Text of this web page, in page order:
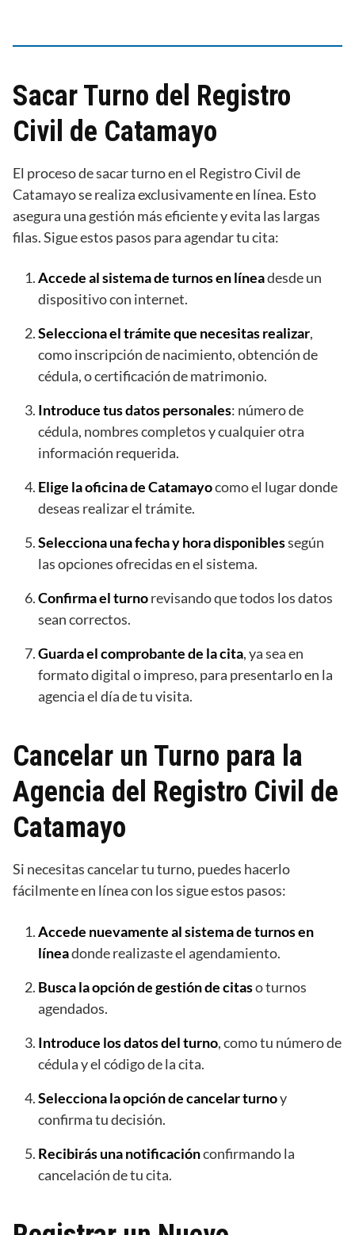
Sacar Turno del Registro
Civil de Catamayo
El proceso de sacar turno en el Registro Civil de
Catamayo se realiza exclusivamente en línea. Esto
asegura una gestión más eficiente y evita las largas
filas. Sigue estos pasos para agendar tu cita:
Accede al sistema de turnos en líneadesde un
dispositivo con internet.
Selecciona el trámite que necesitas realizar,
como inscripción de nacimiento, obtención de
cédula, o certificación de matrimonio.
Introduce tus datos personales: número de
cédula, nombres completos y cualquier otra
información requerida.
Elige la oficina de Catamayocomo el lugar donde
deseas realizar el trámite.
Selecciona una fecha y hora disponiblessegún
las opciones ofrecidas en el sistema.
Confirma el turnorevisando que todos los datos
sean correctos.
Guarda el comprobante de la cita, ya sea en
formato digital o impreso, para presentarlo en la
agencia el día de tu visita.
Cancelar un Turno para la
Agencia del Registro Civil de
Catamayo
Si necesitas cancelar tu turno, puedes hacerlo
fácilmente en línea con los sigue estos pasos:
Accede nuevamente al sistema de turnos en
líneadonde realizaste el agendamiento.
Busca la opción de gestión de citaso turnos
agendados.
Introduce los datos del turno, como tu número de
cédula y el código de la cita.
Selecciona la opción de cancelar turnoy
confirma tu decisión.
Recibirás una notificaciónconfirmando la
cancelación de tu cita.